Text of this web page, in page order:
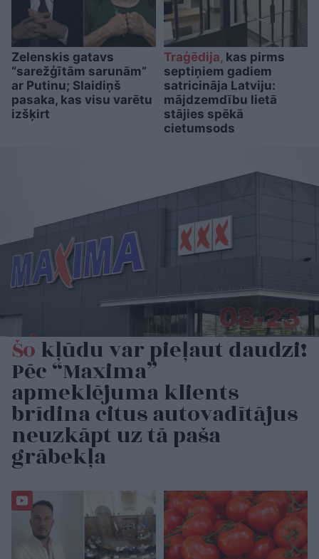
Zelenskis gatavs
“sarežģītām sarunām”
ar Putinu; Slaidiņš
pasaka, kas visu varētu
izšķirt
Traģēdija,kas pirms
septiņiem gadiem
satricināja Latviju:
mājdzemdību lietā
stājies spēkā
cietumsods
Šokļūdu var pieļaut daudzi!
Pēc “Maxima”
apmeklējuma klients
brīdina citus autovadītājus
neuzkāpt uz tā paša
grābekļa